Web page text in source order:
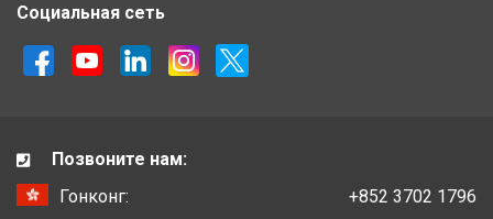
Социальная сеть
Позвоните нам:
Гонконг:
+852 3702 1796